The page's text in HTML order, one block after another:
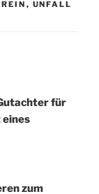
, UNFALL
für
eines
zum